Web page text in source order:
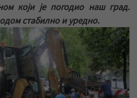
који је погодио наш град.
стабилно и уредно.